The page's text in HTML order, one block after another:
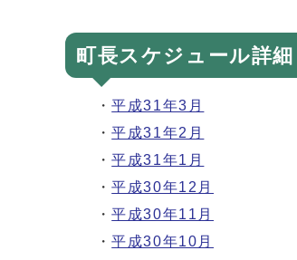
町長スケジュール詳細
・平成31年3月
・平成31年2月
・平成31年1月
・平成30年12月
・平成30年11月
・平成30年10月